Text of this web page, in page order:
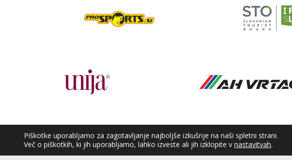
Piškotke uporabljamo za zagotavljanje najboljše izkušnje na naši spletni strani.
Več o piškotkih, ki jih uporabljamo, lahko izveste ali jih izklopite vnastavitvah.